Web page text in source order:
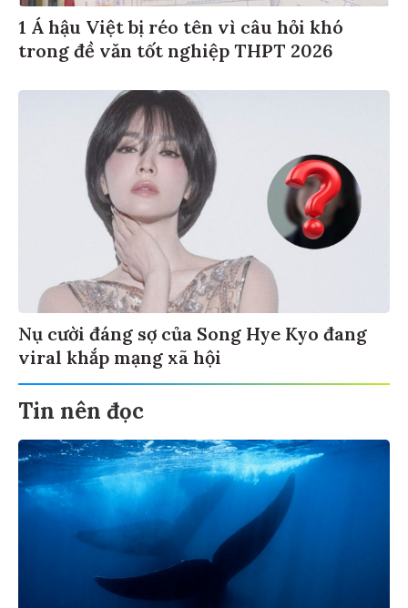
1 Á hậu Việt bị réo tên vì câu hỏi khó
trong đề văn tốt nghiệp THPT 2026
Nụ cười đáng sợ của Song Hye Kyo đang
viral khắp mạng xã hội
Tin nên đọc